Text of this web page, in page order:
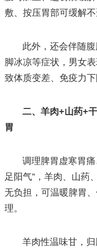
敷、按压胃部可缓解不
此外，还会伴随
脚冰凉等症状，男女
致体质变差、免疫力下
二、羊肉+山药+
胃
调理脾胃虚寒胃
足阳气”，羊肉、山药
无负担，可温暖脾胃
理。
羊肉性温味甘，